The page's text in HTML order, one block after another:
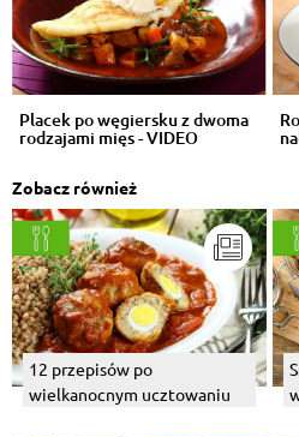
Placek po węgiersku z dwoma
rodzajami mięs - VIDEO
Zobacz również
12 przepisów po
wielkanocnym ucztowaniu